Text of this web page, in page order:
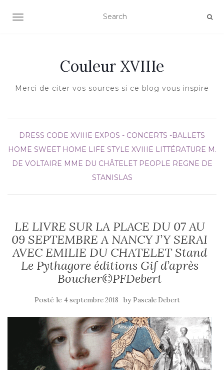
AFFICHER/MASQUER LA NAVIGATION
Couleur XVIIIe
Merci de citer vos sources si ce blog vous inspire
DRESS CODE XVIIIE EXPOS - CONCERTS -BALLETS
HOME SWEET HOME LIFE STYLE XVIIIE LITTÉRATURE M.
DE VOLTAIRE MME DU CHÂTELET PEOPLE REGNE DE
STANISLAS
LE LIVRE SUR LA PLACE DU 07 AU
09 SEPTEMBRE A NANCY J’Y SERAI
AVEC EMILIE DU CHATELET Stand
Le Pythagore éditions Gif d’après
Boucher©PFDebert
Posté le 4 septembre 2018 by Pascale Debert